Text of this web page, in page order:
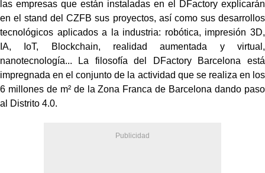
las empresas que están instaladas en el DFactory explicarán
en el stand del CZFB sus proyectos, así como sus desarrollos
tecnológicos aplicados a la industria: robótica, impresión 3D,
IA, IoT, Blockchain, realidad aumentada y virtual,
nanotecnología... La filosofía del DFactory Barcelona está
impregnada en el conjunto de la actividad que se realiza en los
6 millones de m² de la Zona Franca de Barcelona dando paso
al Distrito 4.0.